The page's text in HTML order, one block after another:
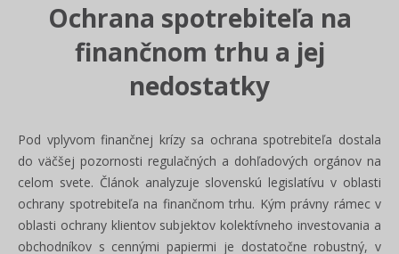
Ochrana spotrebiteľa na
finančnom trhu a jej
nedostatky
Pod vplyvom finančnej krízy sa ochrana spotrebiteľa dostala
do väčšej pozornosti regulačných a dohľadových orgánov na
celom svete. Článok analyzuje slovenskú legislatívu v oblasti
ochrany spotrebiteľa na finančnom trhu. Kým právny rámec v
oblasti ochrany klientov subjektov kolektívneho investovania a
obchodníkov s cennými papiermi je dostatočne robustný, v